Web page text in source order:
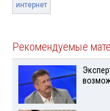
интернет
Рекомендуемые